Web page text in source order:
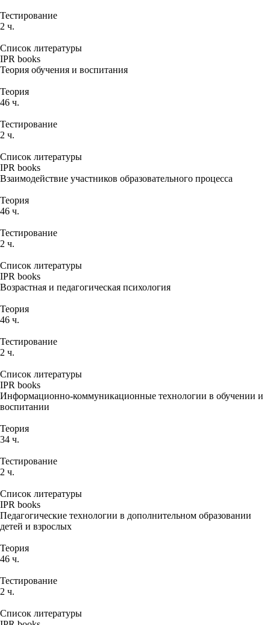
Тестирование
2 ч.
Список литературы
IPR books
Теория обучения и воспитания
Теория
46 ч.
Тестирование
2 ч.
Список литературы
IPR books
Взаимодействие участников образовательного процесса
Теория
46 ч.
Тестирование
2 ч.
Список литературы
IPR books
Возрастная и педагогическая психология
Теория
46 ч.
Тестирование
2 ч.
Список литературы
IPR books
Информационно-коммуникационные технологии в обучении и
воспитании
Теория
34 ч.
Тестирование
2 ч.
Список литературы
IPR books
Педагогические технологии в дополнительном образовании
детей и взрослых
Теория
46 ч.
Тестирование
2 ч.
Список литературы